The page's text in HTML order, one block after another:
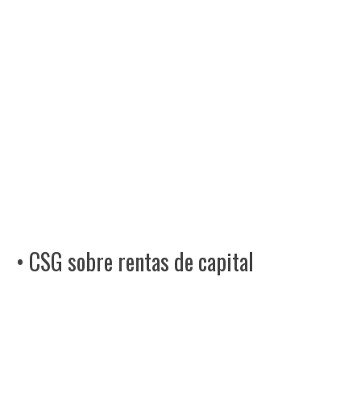
• CSG sobre rentas de capital